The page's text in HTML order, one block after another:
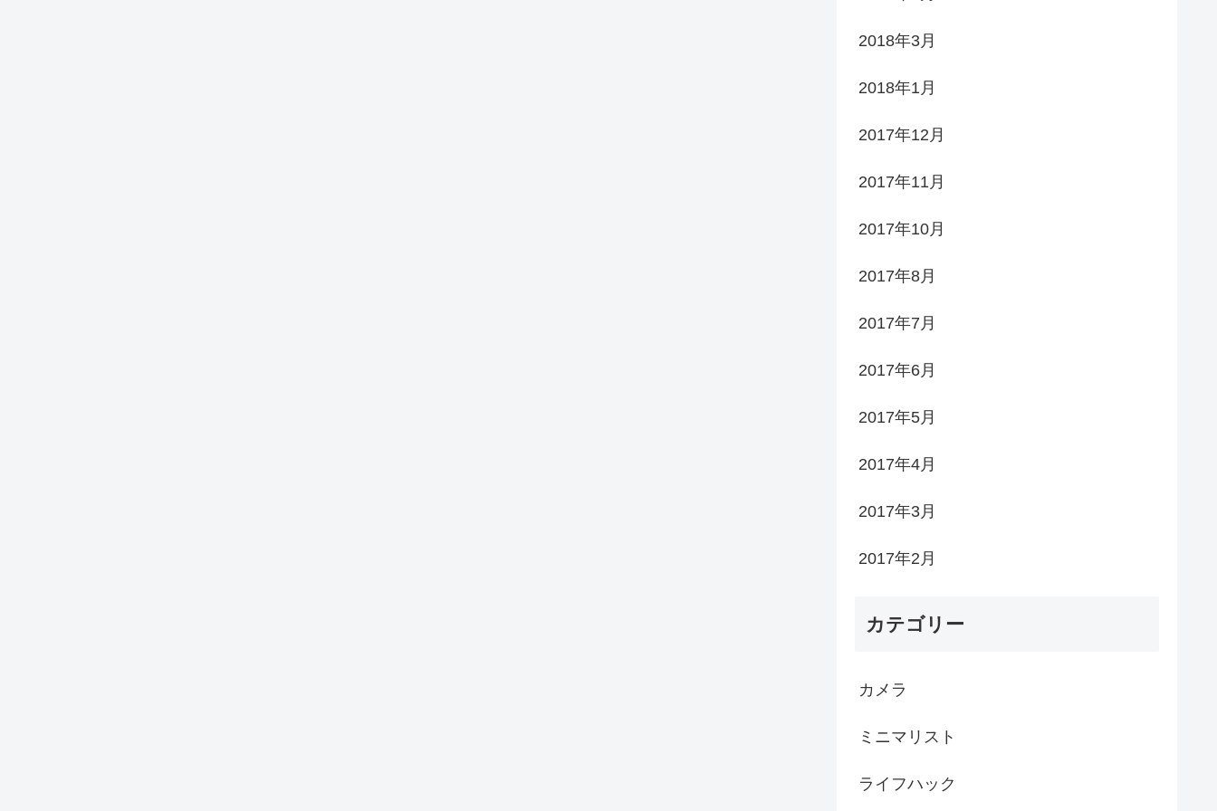
2018年3月
2018年1月
2017年12月
2017年11月
2017年10月
2017年8月
2017年7月
2017年6月
2017年5月
2017年4月
2017年3月
2017年2月
カテゴリー
カメラ
ミニマリスト
ライフハック